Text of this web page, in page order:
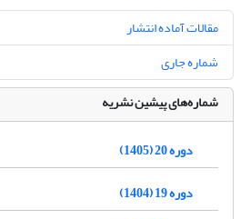
مقالات آماده انتشار
شماره جاری
شماره‌های پیشین نشریه
دوره 20 (1405)
دوره 19 (1404)